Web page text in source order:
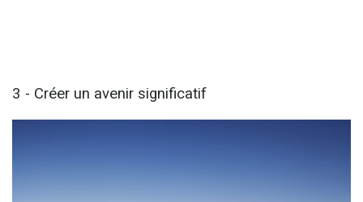
3 - Créer un avenir significatif